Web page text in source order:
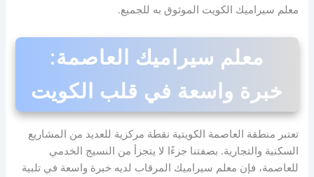
معلم سيراميك الكويت الموثوق به للجميع.
معلم سيراميك العاصمة:
خبرة واسعة في قلب الكويت
تعتبر منطقة العاصمة الكويتية نقطة مركزية للعديد من المشاريع
السكنية والتجارية. بصفتنا جزءًا لا يتجزأ من النسيج الخدمي
للعاصمة، فإن معلم سيراميك المرقاب لديه خبرة واسعة في تلبية